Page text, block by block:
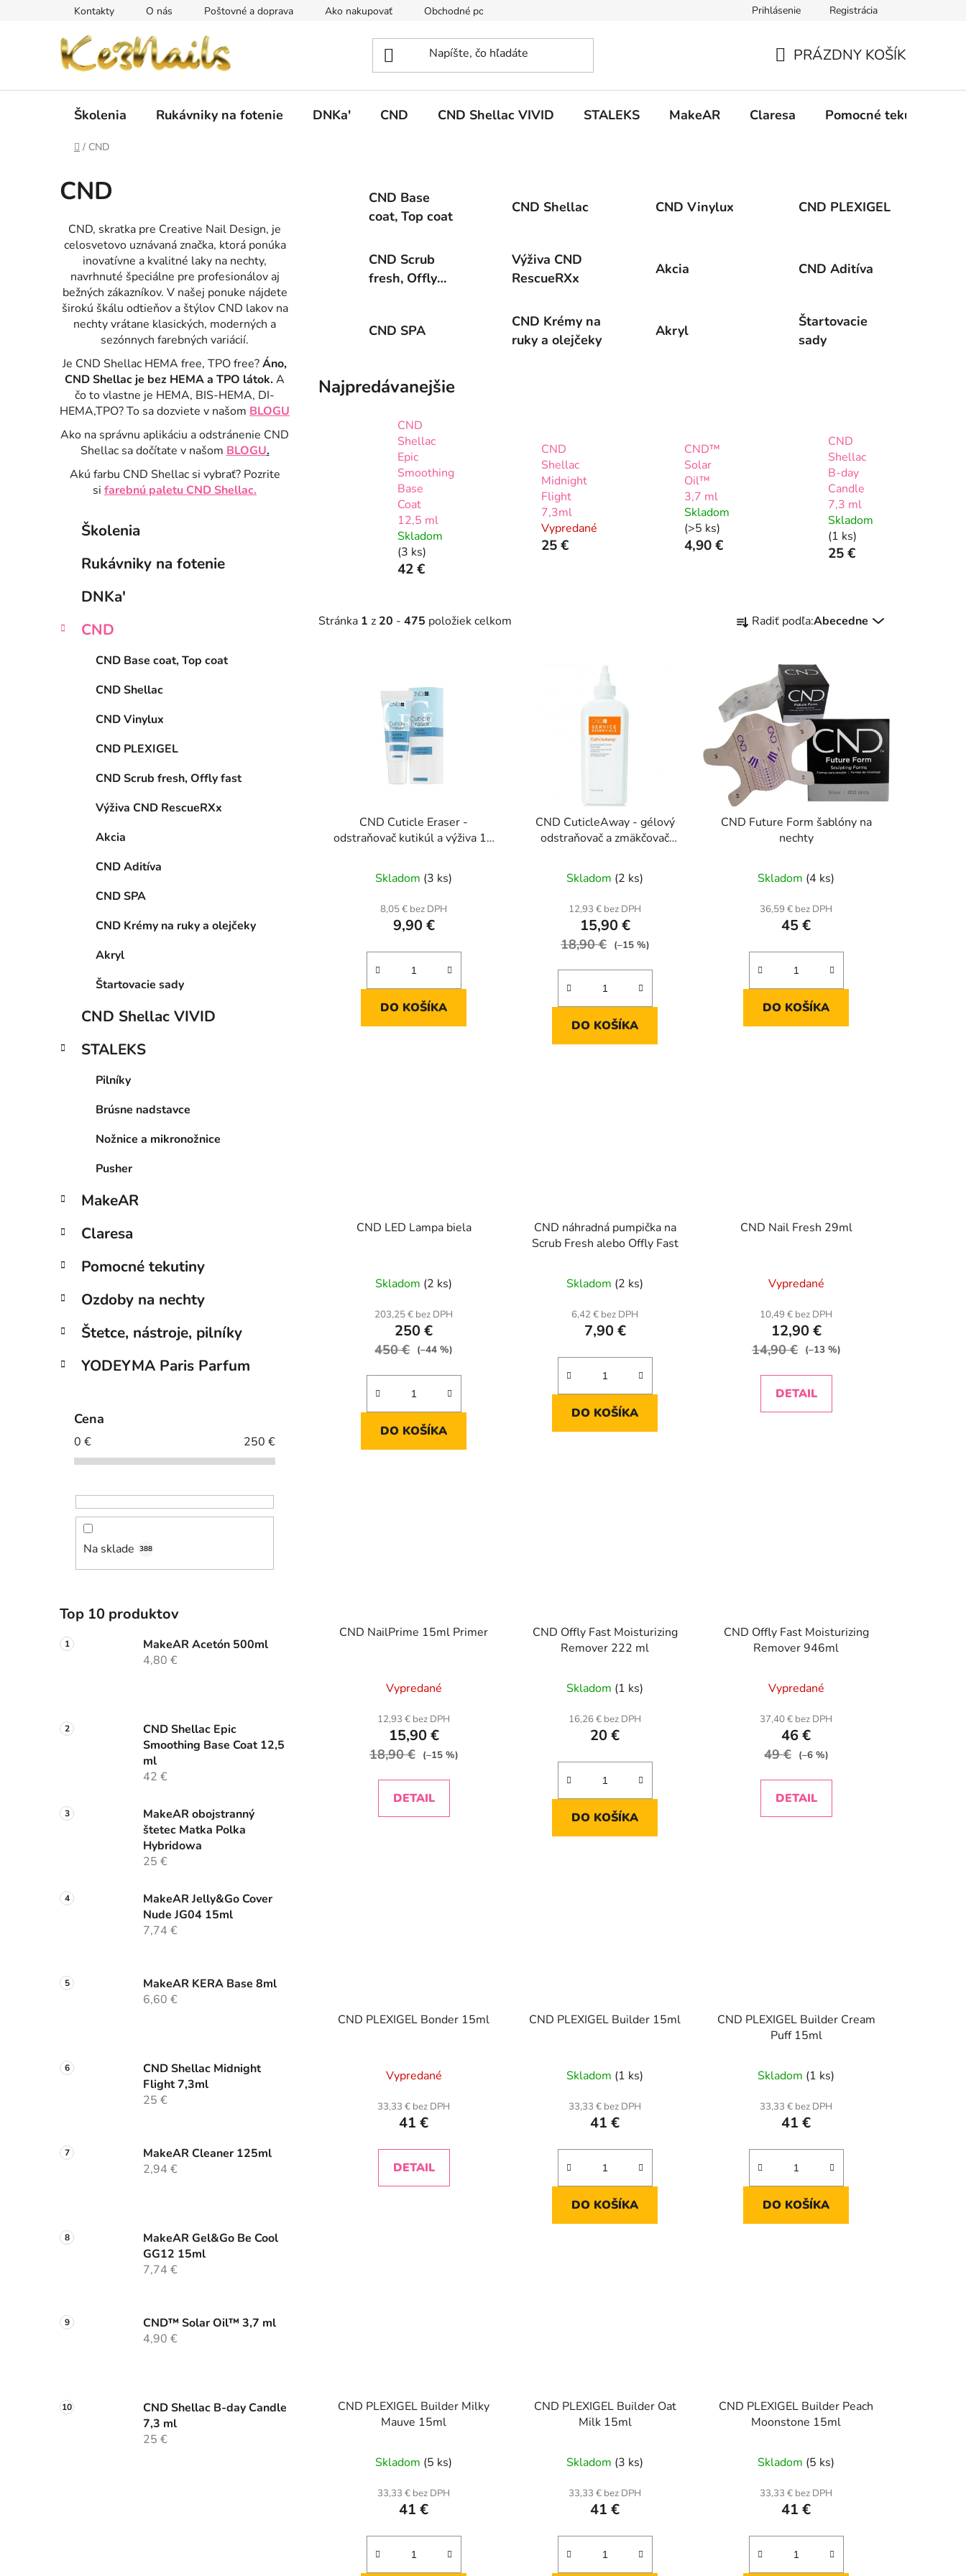
Kontakty O nás Poštovné a doprava Ako nakupovať Obchodné podmienky Formulár na odstúpenie od zmluvy
Prihlásenie Registrácia
KOŠÍK
PRÁZDNY KOŠÍK
Školenia Rukávniky na fotenie DNKa' CND CND Shellac VIVID STALEKS MakeAR Claresa Pomocné tekutiny
Domov
/ CND
CND
CND, skratka pre Creative Nail Design, je
celosvetovo uznávaná značka, ktorá ponúka
inovatívne a kvalitné laky na nechty,
navrhnuté špeciálne pre profesionálov aj
bežných zákazníkov. V našej ponuke nájdete
širokú škálu odtieňov a štýlov CND lakov na
nechty vrátane klasických, moderných a
sezónnych farebných variácií.
Je CND Shellac HEMA free, TPO free?Áno,
CND Shellac je bez HEMA a TPO látok. A
čo to vlastne je HEMA, BIS-HEMA, DI-
HEMA,TPO? To sa dozviete v našom BLOGU
Ako na správnu aplikáciu a odstránenie CND
Shellac sa dočítate v našom BLOGU.
Akú farbu CND Shellac si vybrať? Pozrite
si farebnú paletu CND Shellac.
a
Preskočiť
kategórie
i
Školenia
Rukávniky na fotenie
DNKa'
CND
CND Base coat, Top coat
CND Shellac
CND Vinylux
CND PLEXIGEL
CND Scrub fresh, Offly fast
Výživa CND RescueRXx
Akcia
CND Aditíva
CND SPA
CND Krémy na ruky a olejčeky
Akryl
Štartovacie sady
CND Shellac VIVID
STALEKS
Pilníky
Brúsne nadstavce
Nožnice a mikronožnice
Pusher
MakeAR
Claresa
Pomocné tekutiny
Ozdoby na nechty
Štetce, nástroje, pilníky
YODEYMA Paris Parfum
Cena
0 € 250 €
Na sklade 388
Top 10 produktov
MakeAR Acetón 500ml
4,80 €
CND Shellac Epic
Smoothing Base Coat 12,5
ml
42 €
MakeAR obojstranný
štetec Matka Polka
Hybridowa
25 €
MakeAR Jelly&Go Cover
Nude JG04 15ml
7,74 €
MakeAR KERA Base 8ml
6,60 €
CND Shellac Midnight
Flight 7,3ml
25 €
MakeAR Cleaner 125ml
2,94 €
MakeAR Gel&Go Be Cool
GG12 15ml
7,74 €
CND™ Solar Oil™ 3,7 ml
4,90 €
CND Shellac B-day Candle
7,3 ml
25 €
CND Base
coat, Top coat
CND Shellac CND Vinylux CND PLEXIGEL
CND Scrub
fresh, Offly
Výživa CND
RescueRXx
Akcia CND Aditíva
CND SPA
CND Krémy na
ruky a olejčeky
Akryl
Štartovacie
sady
Najpredávanejšie
CND
Shellac
Epic
Smoothing
Base
Coat
12,5 ml
Skladom
(3 ks)
42 €
CND
Shellac
Midnight
Flight
7,3ml
Vypredané
25 €
CND™
Solar
Oil™
3,7 ml
Skladom
(>5 ks)
4,90 €
CND
Shellac
B-day
Candle
7,3 ml
Skladom
(1 ks)
25 €
Stránka 1 z 20 - 475 položiek celkom
a
n
i
e
p
r
o
d
u
Radiť podľa:Abecedne
CND Cuticle Eraser -
odstraňovač kutikúl a výživa 15
Skladom (3 ks)
8,05 € bez DPH
9,90 €
DO KOŠÍKA
CND CuticleAway - gélový
odstraňovač a zmäkčovač
Skladom (2 ks)
12,93 € bez DPH
15,90 €
18,90 € (–15 %)
DO KOŠÍKA
CND Future Form šablóny na
nechty
Skladom (4 ks)
36,59 € bez DPH
45 €
DO KOŠÍKA
CND LED Lampa biela
Skladom (2 ks)
203,25 € bez DPH
250 €
450 € (–44 %)
DO KOŠÍKA
CND náhradná pumpička na
Scrub Fresh alebo Offly Fast
Skladom (2 ks)
6,42 € bez DPH
7,90 €
DO KOŠÍKA
CND Nail Fresh 29ml
Vypredané
10,49 € bez DPH
12,90 €
14,90 € (–13 %)
DETAIL
CND NailPrime 15ml Primer
Vypredané
12,93 € bez DPH
15,90 €
18,90 € (–15 %)
DETAIL
CND Offly Fast Moisturizing
Remover 222 ml
Skladom (1 ks)
16,26 € bez DPH
20 €
DO KOŠÍKA
CND Offly Fast Moisturizing
Remover 946ml
Vypredané
37,40 € bez DPH
46 €
49 € (–6 %)
DETAIL
CND PLEXIGEL Bonder 15ml
Vypredané
33,33 € bez DPH
41 €
DETAIL
CND PLEXIGEL Builder 15ml
Skladom (1 ks)
33,33 € bez DPH
41 €
DO KOŠÍKA
CND PLEXIGEL Builder Cream
Puff 15ml
Skladom (1 ks)
33,33 € bez DPH
41 €
DO KOŠÍKA
CND PLEXIGEL Builder Milky
Mauve 15ml
Skladom (5 ks)
33,33 € bez DPH
41 €
CND PLEXIGEL Builder Oat
Milk 15ml
Skladom (3 ks)
33,33 € bez DPH
41 €
CND PLEXIGEL Builder Peach
Moonstone 15ml
Skladom (5 ks)
33,33 € bez DPH
41 €